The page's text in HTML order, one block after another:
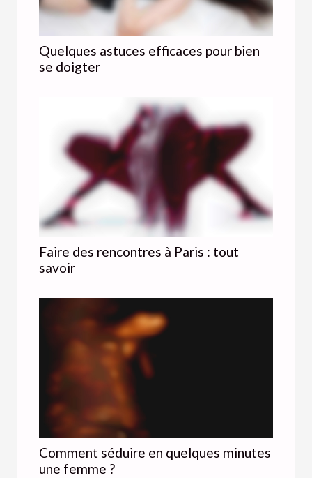
Quelques astuces efficaces pour bien
se doigter
Faire des rencontres à Paris : tout
savoir
Comment séduire en quelques minutes
une femme ?